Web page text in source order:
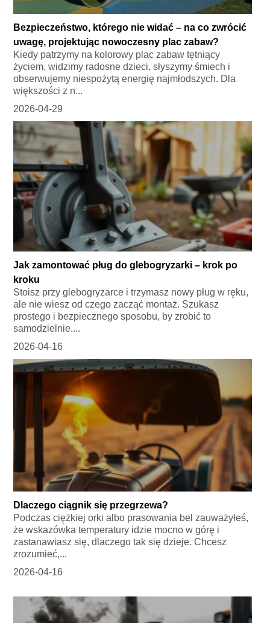
Bezpieczeństwo, którego nie widać – na co zwrócić
uwagę, projektując nowoczesny plac zabaw?
Kiedy patrzymy na kolorowy plac zabaw tętniący
życiem, widzimy radosne dzieci, słyszymy śmiech i
obserwujemy niespożytą energię najmłodszych. Dla
większości z n...
2026-04-29
Jak zamontować pług do glebogryzarki – krok po
kroku
Stoisz przy glebogryzarce i trzymasz nowy pług w ręku,
ale nie wiesz od czego zacząć montaż. Szukasz
prostego i bezpiecznego sposobu, by zrobić to
samodzielnie....
2026-04-16
Dlaczego ciągnik się przegrzewa?
Podczas ciężkiej orki albo prasowania bel zauważyłeś,
że wskazówka temperatury idzie mocno w górę i
zastanawiasz się, dlaczego tak się dzieje. Chcesz
zrozumieć,...
2026-04-16